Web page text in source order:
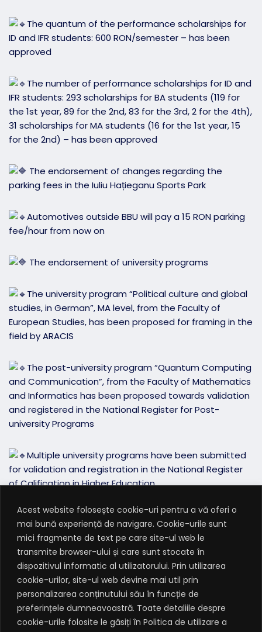
Acest website folosește cookie-uri pentru a vă oferi o
mai bună experiență de navigare. Cookie-urile sunt
mici fragmente de text pe care site-ul web le
transmite browser-ului și care sunt stocate în
dispozitivul informatic al utilizatorului. Prin utilizarea
cookie-urilor, site-ul web devine mai util prin
personalizarea conținutului său în funcție de
preferințele dumneavoastră. Toate detaliile despre
cookie-urile folosite le găsiți în Politica de utilizare a
The quantum of the performance scholarships for
ID and IFR students: 600 RON/semester – has been
approved
The number of performance scholarships for ID and
IFR students: 293 scholarships for BA students (119 for
the 1st year, 89 for the 2nd, 83 for the 3rd, 2 for the 4th),
31 scholarships for MA students (16 for the 1st year, 15
for the 2nd) – has been approved
The endorsement of changes regarding the
parking fees in the Iuliu Hațieganu Sports Park
Automotives outside BBU will pay a 15 RON parking
fee/hour from now on
The endorsement of university programs
The university program “Political culture and global
studies, in German”, MA level, from the Faculty of
European Studies, has been proposed for framing in the
field by ARACIS
The post-university program “Quantum Computing
and Communication”, from the Faculty of Mathematics
and Informatics has been proposed towards validation
and registered in the National Register for Post-
university Programs
Multiple university programs have been submitted
for validation and registration in the National Register
of Calification in Higher Education
Other decisions targeted the modification of the
status of certain PhD students (from budget with
scholarship to budget without scholarship), the
replacement of one of the professors from the Ethics
Commission, modification of the Regulations regarding
the regime of study documents and university
documents in the Babeș-Bolyai University and the
endorsement of certain professors’ requests to carry
our didactic activities at other universities.